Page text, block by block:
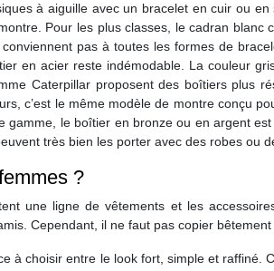
à aiguille avec un bracelet en cuir ou
Pour les plus classes, le cadran
pas à toutes les formes de
en acier reste indémodable. La couleur
Caterpillar proposent des boîtiers plus
c’est le même modèle de montre conçu
le boîtier en bronze ou en argent
très bien les porter avec des robes ou
?
une ligne de vêtements et les
Cependant, il ne faut pas copier
à choisir entre le look fort, simple et raffiné.